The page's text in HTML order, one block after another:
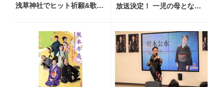
浅草神社でヒット祈願&歌唱
京ドームで歌いたい」
放送決定！ 一児の母となり
に